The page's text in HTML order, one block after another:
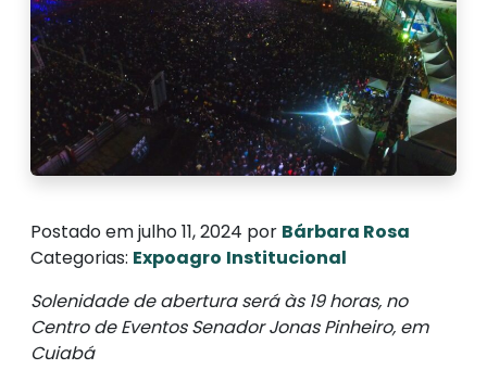
Postado em julho 11, 2024 por Bárbara Rosa
Categorias: Expoagro Institucional
Solenidade de abertura será às 19 horas, no
Centro de Eventos Senador Jonas Pinheiro, em
Cuiabá